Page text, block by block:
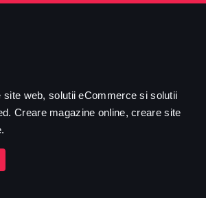
site web, solutii eCommerce si solutii
Creare magazine online, creare site